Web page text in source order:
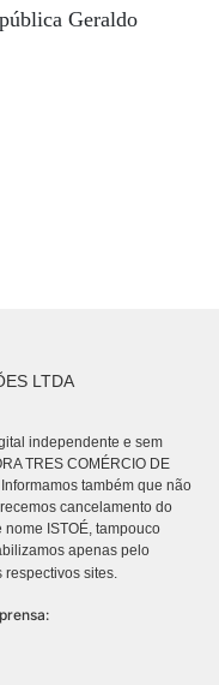
Geraldo
LTDA
independente e sem
TRES COMÉRCIO DE
também que não
cancelamento do
ISTOÉ, tampouco
apenas pelo
respectivos sites.